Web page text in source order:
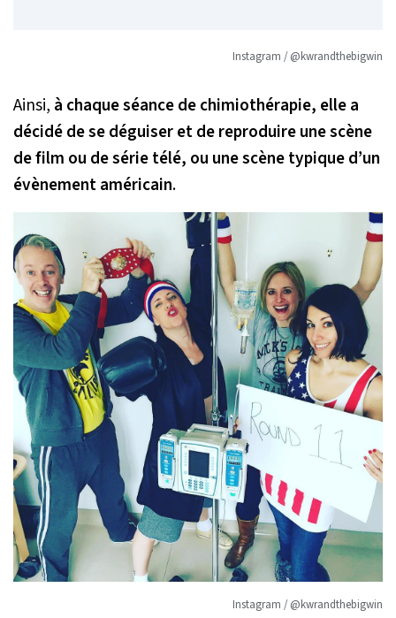
Instagram / @kwrandthebigwin
Ainsi, à chaque séance de chimiothérapie, elle a
décidé de se déguiser et de reproduire une scène
de film ou de série télé, ou une scène typique d’un
évènement américain.
Instagram / @kwrandthebigwin